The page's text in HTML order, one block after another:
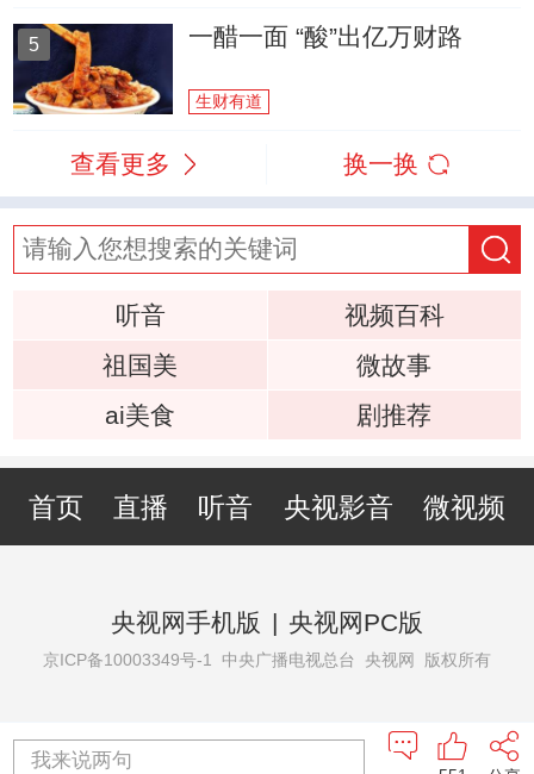
5 一醋一面 “酸”出亿万财路
生财有道
查看更多 换一换
听音
视频百科
祖国美
微故事
ai美食
剧推荐
首页 直播 听音 央视影音 微视频
央视网手机版 | 央视网PC版
京ICP备10003349号-1 中央广播电视总台 央视网 版权所有
我来说两句